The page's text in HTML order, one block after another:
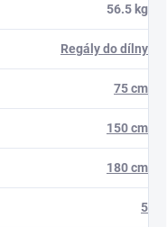
56.5 kg
Regály do dílny
75 cm
150 cm
180 cm
5